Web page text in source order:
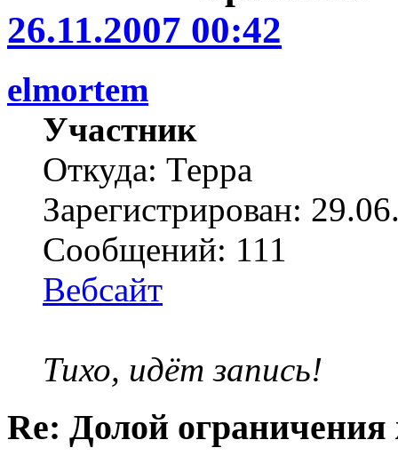
26.11.2007 00:42
elmortem
Участник
Откуда: Терра
Зарегистрирован:
Сообщений: 111
Вебсайт
Тихо, идёт запись!
Re: Долой